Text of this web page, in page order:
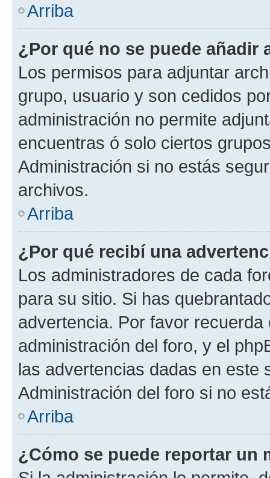
Arriba
¿Por qué no se puede añadir
Los permisos para adjuntar
grupo, usuario y son cedidos
administración no permite
encuentras ó solo ciertos
Administración si no estás
archivos.
Arriba
¿Por qué recibí una
Los administradores de cada
para su sitio. Si has
advertencia. Por favor
administración del foro, y el
las advertencias dadas en este
Administración del foro si no
Arriba
¿Cómo se puede reportar un